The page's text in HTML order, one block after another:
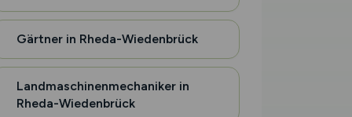
Gärtner in Rheda-Wiedenbrück
Landmaschinenmechaniker in
Rheda-Wiedenbrück